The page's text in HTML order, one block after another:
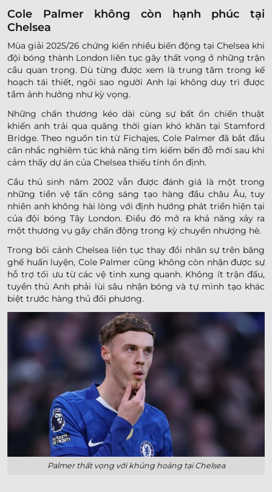
Cole Palmer không còn hạnh phúc tại
Chelsea
Mùa giải 2025/26 chứng kiến nhiều biến động tại Chelsea khi
đội bóng thành London liên tục gây thất vọng ở những trận
cầu quan trọng. Dù từng được xem là trung tâm trong kế
hoạch tái thiết, ngôi sao người Anh lại không duy trì được
tầm ảnh hưởng như kỳ vọng.
Những chấn thương kéo dài cùng sự bất ổn chiến thuật
khiến anh trải qua quãng thời gian khó khăn tại Stamford
Bridge. Theo nguồn tin từ Fichajes, Cole Palmer đã bắt đầu
cân nhắc nghiêm túc khả năng tìm kiếm bến đỗ mới sau khi
cảm thấy dự án của Chelsea thiếu tính ổn định.
Cầu thủ sinh năm 2002 vẫn được đánh giá là một trong
những tiền vệ tấn công sáng tạo hàng đầu châu Âu, tuy
nhiên anh không hài lòng với định hướng phát triển hiện tại
của đội bóng Tây London. Điều đó mở ra khả năng xảy ra
một thương vụ gây chấn động trong kỳ chuyển nhượng hè.
Trong bối cảnh Chelsea liên tục thay đổi nhân sự trên băng
ghế huấn luyện, Cole Palmer cũng không còn nhận được sự
hỗ trợ tối ưu từ các vệ tinh xung quanh. Không ít trận đấu,
tuyển thủ Anh phải lùi sâu nhận bóng và tự mình tạo khác
biệt trước hàng thủ đối phương.
Palmer thất vọng với khủng hoảng tại Chelsea